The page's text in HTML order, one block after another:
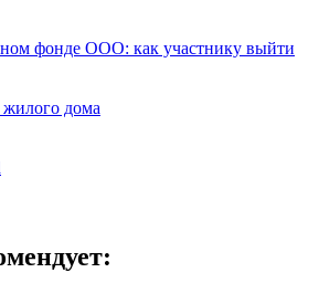
фонде ООО: как участнику выйти
жилого дома